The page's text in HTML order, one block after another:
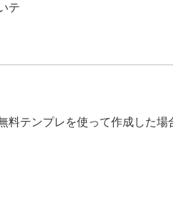
テ
料テンプレを使って作成した場